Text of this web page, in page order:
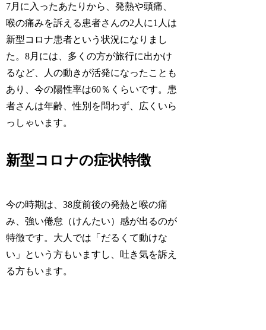
7月に入ったあたりから、発熱や頭痛、
喉の痛みを訴える患者さんの2人に1人は
新型コロナ患者という状況になりまし
た。8月には、多くの方が旅行に出かけ
るなど、人の動きが活発になったことも
あり、今の陽性率は60％くらいです。患
者さんは年齢、性別を問わず、広くいら
っしゃいます。
新型コロナの症状特徴
今の時期は、38度前後の発熱と喉の痛
み、強い倦怠（けんたい）感が出るのが
特徴です。大人では「だるくて動けな
い」という方もいますし、吐き気を訴え
る方もいます。